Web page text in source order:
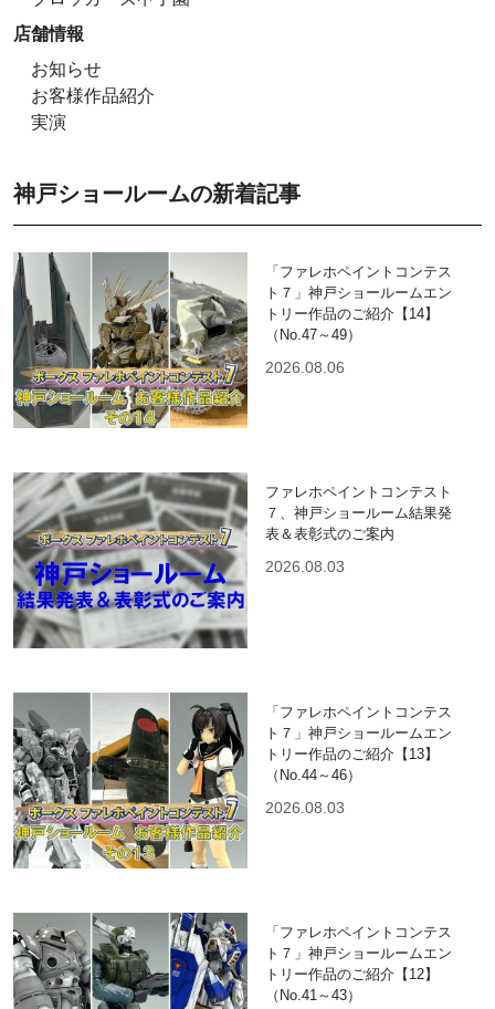
店舗情報
お知らせ
お客様作品紹介
実演
神戸ショールームの新着記事
「ファレホペイントコンテス
ト７」神戸ショールームエン
トリー作品のご紹介【14】
（No.47～49）
2026.08.06
ファレホペイントコンテスト
７、神戸ショールーム結果発
表＆表彰式のご案内
2026.08.03
「ファレホペイントコンテス
ト７」神戸ショールームエン
トリー作品のご紹介【13】
（No.44～46）
2026.08.03
「ファレホペイントコンテス
ト７」神戸ショールームエン
トリー作品のご紹介【12】
（No.41～43）